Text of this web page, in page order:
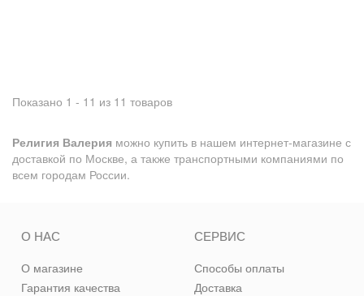
Показано 1 - 11 из 11 товаров
Религия Валерия можно купить в нашем интернет-магазине с
доставкой по Москве, а также транспортными компаниями по
всем городам России.
О НАС
О магазине
Гарантия качества
СЕРВИС
Способы оплаты
Доставка